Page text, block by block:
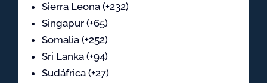
Sierra Leona (+232)
Singapur (+65)
Somalia (+252)
Sri Lanka (+94)
Sudáfrica (+27)